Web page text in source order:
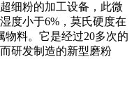
细粉的加工设备，此微
度小于6%，莫氏硬度在
物料。它是经过20多次的
研发制造的新型磨粉